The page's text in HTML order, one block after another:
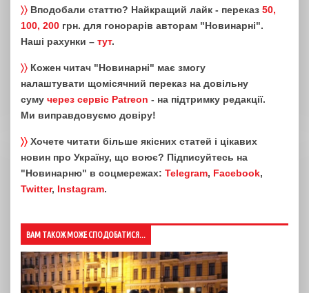
〉〉 Вподобали статтю? Найкращий лайк - переказ 50,
100, 200 грн. для гонорарів авторам "Новинарні".
Наші рахунки – тут.
〉〉 Кожен читач "Новинарні" має змогу
налаштувати щомісячний переказ на довільну
суму через сервіс Patreon - на підтримку редакції.
Ми виправдовуємо довіру!
〉〉 Хочете читати більше якісних статей і цікавих
новин про Україну, що воює? Підписуйтесь на
"Новинарню" в соцмережах: Telegram, Facebook,
Twitter, Instagram.
ВАМ ТАКОЖ МОЖЕ СПОДОБАТИСЯ...